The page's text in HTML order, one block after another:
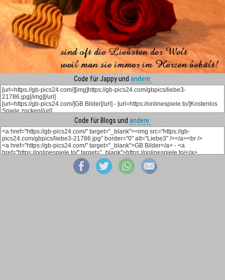
Code für Jappy und andere:
Code für Blogs und andere: